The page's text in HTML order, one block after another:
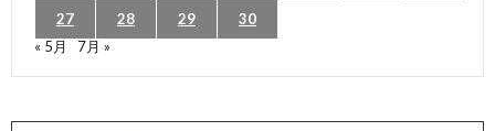
27 28 29
30
« 5月
7月 »